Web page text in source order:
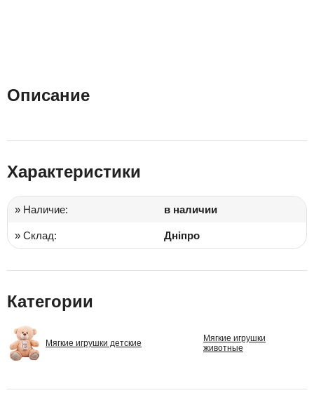
Описание
Характеристики
» Наличие: в наличии
» Склад: Дніпро
Категории
Мягкие игрушки детские
Мягкие игрушки
животные